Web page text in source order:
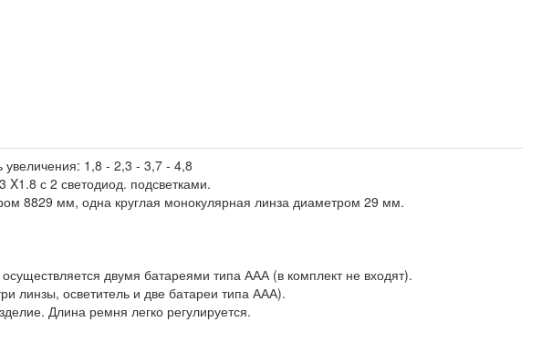
увеличения: 1,8 - 2,3 - 3,7 - 4,8
с 2 светодиод. подсветками.
8829 мм, одна круглая монокулярная линза диаметром 29 мм.
двумя батареями типа ААА (в комплект не входят).
линзы, осветитель и две батареи типа ААА).
Длина ремня легко регулируется.